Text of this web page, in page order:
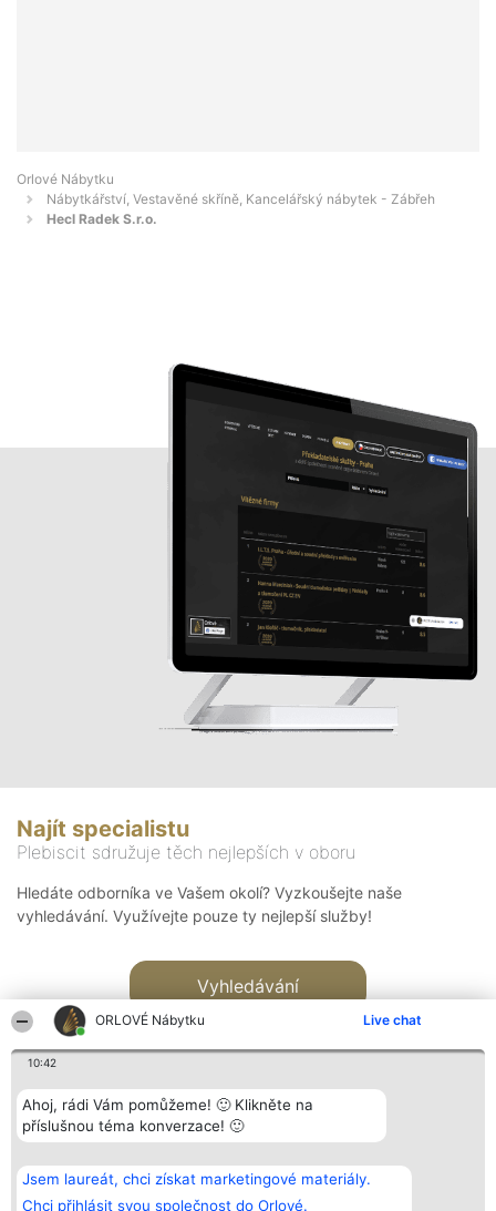
ORLOVÉ Nábytku Live chat
10:42
Ahoj, rádi Vám pomůžeme! 🙂 Klikněte na
příslušnou téma konverzace! 🙂
Jsem laureát, chci získat marketingové materiály.
Chci přihlásit svou společnost do Orlové.
Orlové Nábytku
Nábytkářství, Vestavěné skříně, Kancelářský nábytek - Zábřeh
Hecl Radek S.r.o.
Najít specialistu
Plebiscit sdružuje těch nejlepších v oboru
Hledáte odborníka ve Vašem okolí? Vyzkoušejte naše
vyhledávání. Využívejte pouze ty nejlepší služby!
Vyhledávání
Bright Side Solutions sp. z o.
o. sp. k.
ul. Ruska 22
Vítězové
Seznam všech
laureátů
Kontakt